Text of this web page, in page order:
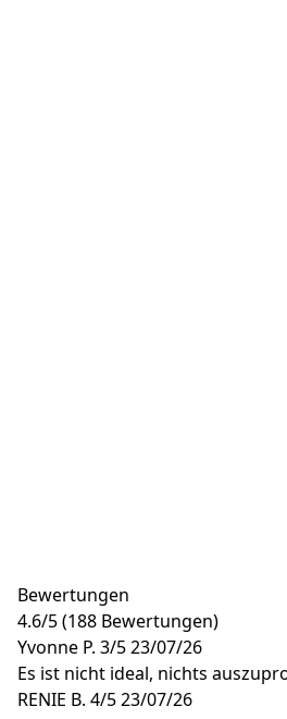
Bewertungen
4.6/5(188 Bewertungen)
Yvonne P. 3/523/07/26
Es ist nicht ideal, nichts
RENIE B. 4/523/07/26